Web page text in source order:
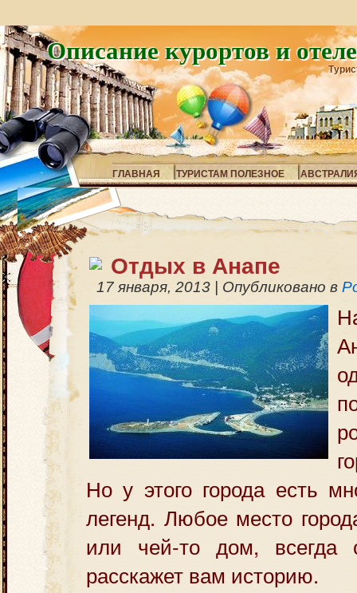
Описание курортов и
ГЛАВНАЯ ТУРИСТАМ ПОЛЕЗНОЕ
Отдых в Анапе
17 января, 2013 Опубликовано в
Но у этого города есть
легенд. Любое место
или чей-то дом, всегда
расскажет вам историю.